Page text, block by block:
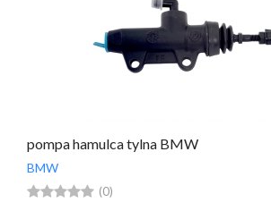
pompa hamulca tylna BMW
BMW
 (0)